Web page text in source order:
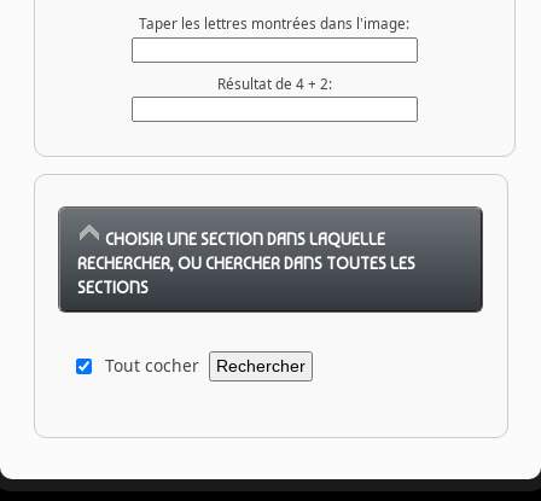
Taper les lettres montrées dans l'image:
Résultat de 4 + 2:
CHOISIR UNE SECTION DANS LAQUELLE
RECHERCHER, OU CHERCHER DANS TOUTES LES
SECTIONS
Tout cocher